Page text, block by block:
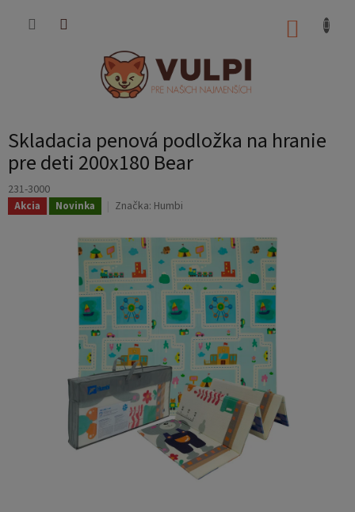
Skladacia penová podložka na hranie
pre deti 200x180 Bear
231-3000
Akcia Novinka Značka: Humbi